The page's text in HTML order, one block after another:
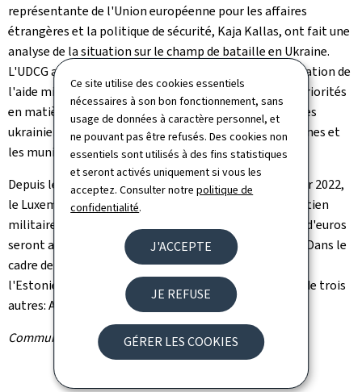
Ce site utilise des cookies essentiels
nécessaires à son bon fonctionnement, sans
usage de données à caractère personnel, et
ne pouvant pas être refusés. Des cookies non
essentiels sont utilisés à des fins statistiques
et seront activés uniquement si vous les
acceptez. Consulter notrepolitique de
confidentialité.
J'ACCEPTE
JE REFUSE
GÉRER LES COOKIES
représentante de l'Union européenne pour les affaires
étrangères et la politique de sécurité, Kaja Kallas, ont fait une
analyse de la situation sur le champ de bataille en Ukraine.
L'UDCG a également pour mission d'assurer la coordination de
l'aide militaire apportée à l'Ukraine, en fonction des priorités
en matière de besoins en équipement des forces armées
ukrainiennes, notamment la défense aérienne, les drones et
les munitions d'artillerie à longue portée.
Depuis le début de la guerre d'agression russe en février 2022,
le Luxembourg a contribué 414 millions d'euros au soutien
militaire à l'Ukraine. Pour 2026, au moins 100 millions d'euros
seront alloués à l'aide militaire en faveur de l'Ukraine. Dans le
cadre de l'UDCG, le Luxembourg dirige, ensemble avec
l'Estonie, la coalition capacitaire "IT" et est membre de trois
autres:Artillery, Air Force
Communiqué par la Direction de la défense